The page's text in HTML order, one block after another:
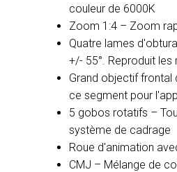
couleur de 6000K
Zoom 1:4 – Zoom
Quatre lames
+/- 55°. Reproduit
Grand objectif
ce segment pour
5 gobos rotatifs –
système de cadrage
Roue d'animation
CMJ – Mélange de